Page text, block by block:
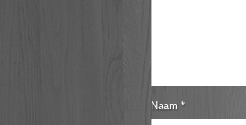
Naam *